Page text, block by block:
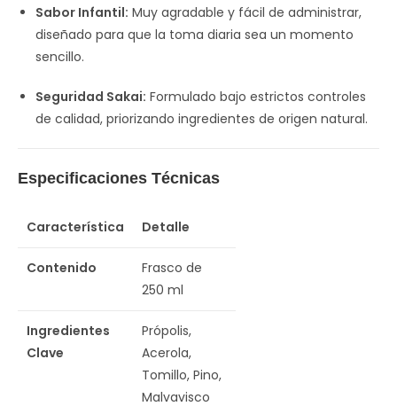
Sabor Infantil: Muy agradable y fácil de administrar,
diseñado para que la toma diaria sea un momento
sencillo.
Seguridad Sakai: Formulado bajo estrictos controles
de calidad, priorizando ingredientes de origen natural.
Especificaciones Técnicas
Característica Detalle
Contenido
Frasco de
250 ml
Ingredientes
Clave
Própolis,
Acerola,
Tomillo, Pino,
Malvavisco